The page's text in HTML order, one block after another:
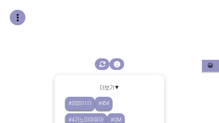
더보기▼
#20251111 #454
#4기노미야유아 #GM
😀